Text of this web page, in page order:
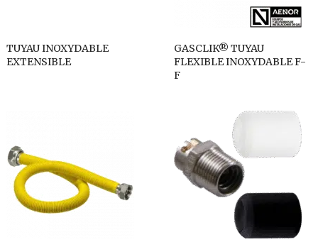
TUYAU INOXYDABLE
EXTENSIBLE
GASCLIK® TUYAU
FLEXIBLE INOXYDABLE F-
F